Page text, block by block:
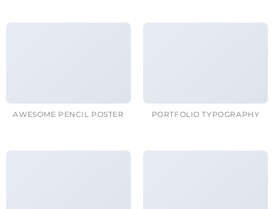
AWESOME PENCIL POSTER PORTFOLIO TYPOGRAPHY